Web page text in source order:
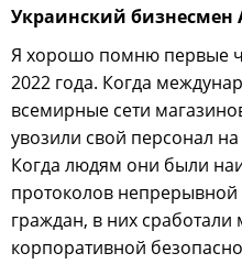
Украинский бизнесмен
Я хорошо помню первые
2022 года. Когда
всемирные сети
увозили свой персонал
Когда людям они были
протоколов
граждан, в них
корпоративной